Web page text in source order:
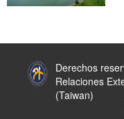
Derechos
Relaciones
(Taiwan)